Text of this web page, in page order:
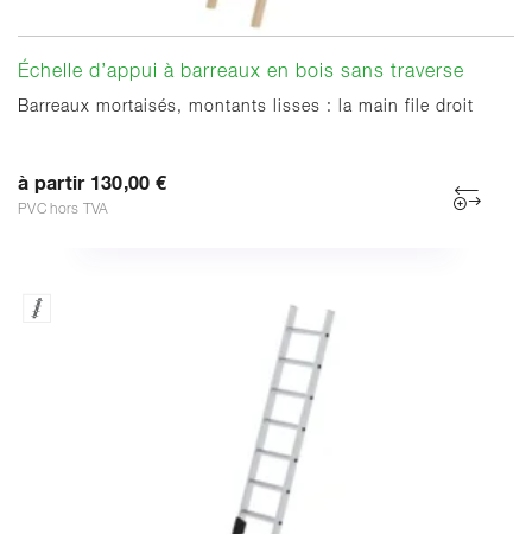
Échelle d’appui à barreaux en bois sans traverse
Barreaux mortaisés, montants lisses : la main file droit
à partir 130,00 €
PVC hors TVA